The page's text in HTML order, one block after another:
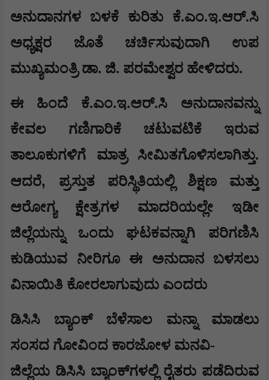
ಅನುದಾನಗಳ ಬಳಕೆ ಕುರಿತು ಕೆ.ಎಂ.ಇ.ಆರ್.ಸಿ
ಅಧ್ಯಕ್ಷರ ಜೊತೆ ಚರ್ಚಿಸುವುದಾಗಿ ಉಪ
ಮುಖ್ಯಮಂತ್ರಿ ಡಾ. ಜಿ. ಪರಮೇಶ್ವರ ಹೇಳಿದರು.
ಈ ಹಿಂದೆ ಕೆ.ಎಂ.ಇ.ಆರ್.ಸಿ ಅನುದಾನವನ್ನು
ಕೇವಲ ಗಣಿಗಾರಿಕೆ ಚಟುವಟಿಕೆ ಇರುವ
ತಾಲೂಕುಗಳಿಗೆ ಮಾತ್ರ ಸೀಮಿತಗೊಳಿಸಲಾಗಿತ್ತು.
ಆದರೆ, ಪ್ರಸ್ತುತ ಪರಿಸ್ಥಿತಿಯಲ್ಲಿ ಶಿಕ್ಷಣ ಮತ್ತು
ಆರೋಗ್ಯ ಕ್ಷೇತ್ರಗಳ ಮಾದರಿಯಲ್ಲೇ ಇಡೀ
ಜಿಲ್ಲೆಯನ್ನು ಒಂದು ಘಟಕವನ್ನಾಗಿ ಪರಿಗಣಿಸಿ
ಕುಡಿಯುವ ನೀರಿಗೂ ಈ ಅನುದಾನ ಬಳಸಲು
ವಿನಾಯಿತಿ ಕೋರಲಾಗುವುದು ಎಂದರು
ಡಿಸಿಸಿ ಬ್ಯಾಂಕ್ ಬೆಳೆಸಾಲ ಮನ್ನಾ ಮಾಡಲು
ಸಂಸದ ಗೋವಿಂದ ಕಾರಜೋಳ ಮನವಿ-
ಜಿಲ್ಲೆಯ ಡಿಸಿಸಿ ಬ್ಯಾಂಕ್‌ಗಳಲ್ಲಿ ರೈತರು ಪಡೆದಿರುವ